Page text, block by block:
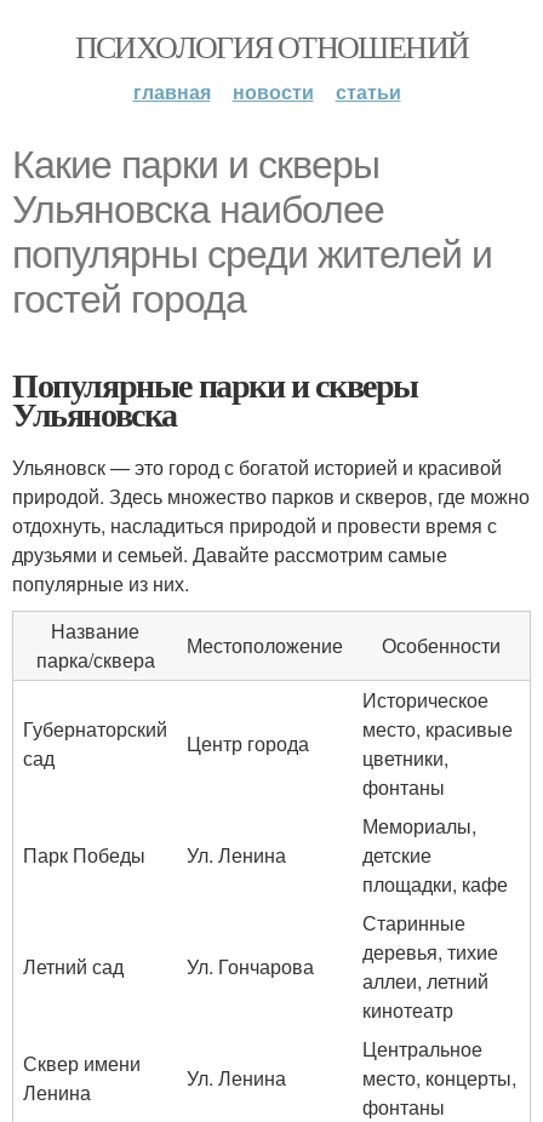
ПСИХОЛОГИЯ ОТНОШЕНИЙ
главная новости статьи
Какие парки и скверы
Ульяновска наиболее
популярны среди жителей и
гостей города
Популярные парки и скверы
Ульяновска
Ульяновск — это город с богатой историей и красивой
природой. Здесь множество парков и скверов, где можно
отдохнуть, насладиться природой и провести время с
друзьями и семьей. Давайте рассмотрим самые
популярные из них.
Название
парка/сквера
Местоположение Особенности
Губернаторский
сад
Центр города
Историческое
место, красивые
цветники,
фонтаны
Парк Победы Ул. Ленина
Мемориалы,
детские
площадки, кафе
Летний сад Ул. Гончарова
Старинные
деревья, тихие
аллеи, летний
кинотеатр
Сквер имени
Ленина
Ул. Ленина
Центральное
место, концерты,
фонтаны